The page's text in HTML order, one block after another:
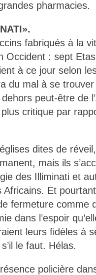
pharmacies.
fabriqués à la
Occident : sept
à ce jour selon
du mal à se
peut-être de
critique par
dites de
mais ils
des Illiminati et
Et
fermeture comme
dans l’espoir
leurs fidèles à
le faut. Hélas.
policière